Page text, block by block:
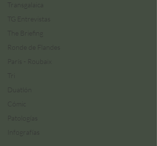
Transgalaica
TG Entrevistas
The Briefing
Ronde de Flandes
París - Roubaix
Tri
Duatlón
Cómic
Patologías
Infografías